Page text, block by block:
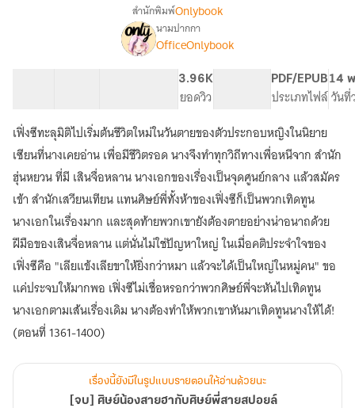
ศิษย์
ปอ
ยล์
เล่ม
35
เรื่อง[จบ]
ศิษย์
น้อง
สาย
ฮา
กับ
ศิษย์
พี่
สาย
ส
ปอ
ยล์
สำนักพิมพ์Onlybook
นามปากกา
OfficeOnlybook
3.96K
ยอดวิว
PDF/EPUB
ประเภทไฟล์
14
วันที่
เฟิ่งซีทะลุมิติไปเริ่มต้นชีวิตใหม่ในวันตายของตัวประกอบหญิงในนิยาย
เซียนที่นางเคยอ่าน เพื่อมีชีวิตรอด นางจึงทำทุกวิถีทางเพื่อหนีจาก สำนัก
ฮุ่นหยวน ที่มี เสินจื่อหลาน นางเอกของเรื่องเป็นจุดศูนย์กลาง แล้วสมัคร
เข้า สำนักเสวียนเทียน แทนศิษย์พี่ทั้งห้าของเฟิ่งซีก็เป็นพวกเทิดทูน
นางเอกในเรื่องมาก และสุดท้ายพวกเขายังต้องตายอย่างน่าอนาถด้วย
ฝีมือของเสินจื่อหลาน แต่นั่นไม่ใช่ปัญหาใหญ่ ในเมื่อคติประจำใจของ
เฟิ่งซีคือ "เลียแข้งเลียขาให้ยิ่งกว่าหมา แล้วจะได้เป็นใหญ่ในหมู่คน" ขอ
แค่ประจบให้มากพอ เฟิ่งซีไม่เชื่อหรอกว่าพวกศิษย์พี่จะหันไปเทิดทูน
นางเอกตามเส้นเรื่องเดิม นางต้องทำให้พวกเขาหันมาเทิดทูนนางให้ได้!
(ตอนที่ 1361-1400)
เรื่องนี้ยังมีในรูปแบบรายตอนให้อ่านด้วยนะ
[จบ] ศิษย์น้องสายฮากับศิษย์พี่สายสปอยล์